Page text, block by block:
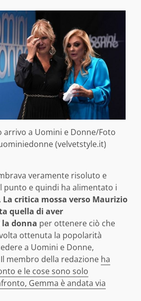
arrivo a Uomini e Donne/Foto
(velvetstyle.it)
veramente risoluto e
punto e quindi ha alimentato i
La critica mossa verso Maurizio
quella di aver
donna per ottenere ciò che
ottenuta la popolarità
a Uomini e Donne,
membro della redazione ha
e le cose sono solo
Gemma è andata via